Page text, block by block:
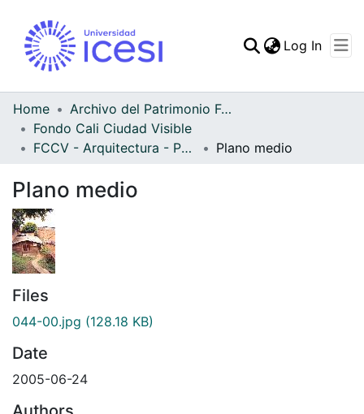
Log In
Home
Archivo del Patrimonio Fotográfico y Fílmico del Valle del Cauca
Fondo Cali Ciudad Visible
FCCV - Arquitectura - Patrimonial
Plano medio
Plano medio
Files
044-00.jpg (128.18 KB)
Date
2005-06-24